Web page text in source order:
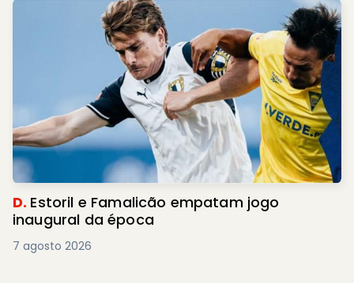
D. Estoril e Famalicão empatam jogo
inaugural da época
7 agosto 2026